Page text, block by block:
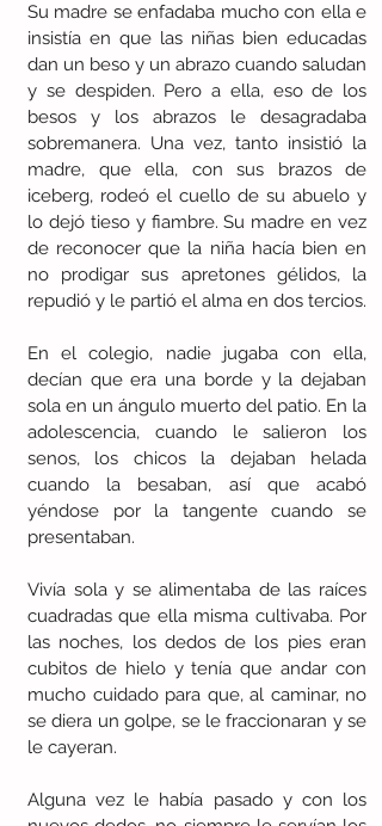
Su madre se enfadaba mucho con ella e
insistía en que las niñas bien educadas
dan un beso y un abrazo cuando saludan
y se despiden. Pero a ella, eso de los
besos y los abrazos le desagradaba
sobremanera. Una vez, tanto insistió la
madre, que ella, con sus brazos de
iceberg, rodeó el cuello de su abuelo y
lo dejó tieso y fiambre. Su madre en vez
de reconocer que la niña hacía bien en
no prodigar sus apretones gélidos, la
repudió y le partió el alma en dos tercios.
En el colegio, nadie jugaba con ella,
decían que era una borde y la dejaban
sola en un ángulo muerto del patio. En la
adolescencia, cuando le salieron los
senos, los chicos la dejaban helada
cuando la besaban, así que acabó
yéndose por la tangente cuando se
presentaban.
Vivía sola y se alimentaba de las raíces
cuadradas que ella misma cultivaba. Por
las noches, los dedos de los pies eran
cubitos de hielo y tenía que andar con
mucho cuidado para que, al caminar, no
se diera un golpe, se le fraccionaran y se
le cayeran.
Alguna vez le había pasado y con los